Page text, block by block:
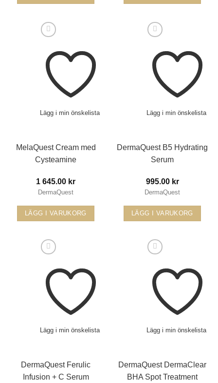
Lägg i min önskelista
MelaQuest Cream med
Cysteamine
1 645.00 kr
DermaQuest
LÄGG I VARUKORG
Lägg i min önskelista
DermaQuest B5 Hydrating
Serum
995.00 kr
DermaQuest
LÄGG I VARUKORG
Lägg i min önskelista
DermaQuest Ferulic
Infusion + C Serum
Lägg i min önskelista
DermaQuest DermaClear
BHA Spot Treatment